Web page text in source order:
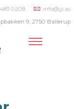
0208
info@jji.as
9, 2750 Ballerup